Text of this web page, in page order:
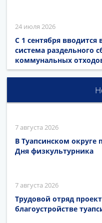
24 июля 2026
С 1 сентября вводится
система раздельного
коммунальных
7 августа 2026
В Туапсинском округе
Дня физкультурника
7 августа 2026
Трудовой отряд
благоустройстве